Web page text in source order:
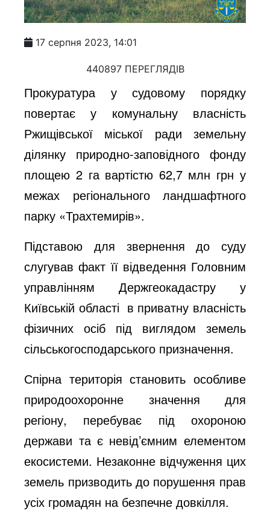
17 серпня 2023, 14:01
440897 ПЕРЕГЛЯДІВ
Прокуратура у судовому порядку
повертає у комунальну власність
Ржищівської міської ради земельну
ділянку природно-заповідного фонду
площею 2 га вартістю 62,7 млн грн у
межах регіонального ландшафтного
парку «Трахтемирів».
Підставою для звернення до суду
слугував факт її відведення Головним
управлінням Держгеокадастру у
Київській області в приватну власність
фізичних осіб під виглядом земель
сільськогосподарського призначення.
Спірна територія становить особливе
природоохоронне значення для
регіону, перебуває під охороною
держави та є невід’ємним елементом
екосистеми. Незаконне відчуження цих
земель призводить до порушення прав
усіх громадян на безпечне довкілля.